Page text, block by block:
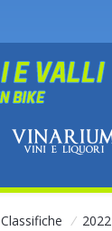
Classifiche / 2022